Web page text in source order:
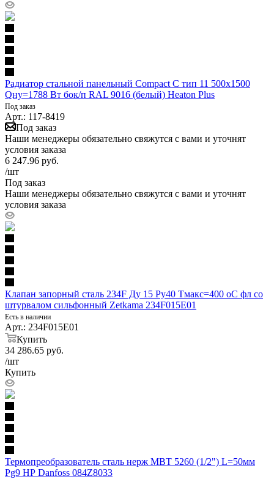
Радиатор стальной панельный Compact C тип 11 500х1500
Qну=1788 Вт бок/п RAL 9016 (белый) Heaton Plus
Под заказ
Арт.: 117-8419
Под заказ
Наши менеджеры обязательно свяжутся с вами и уточнят
условия заказа
6 247.96 руб.
/шт
Под заказ
Наши менеджеры обязательно свяжутся с вами и уточнят
условия заказа
Клапан запорный сталь 234F Ду 15 Ру40 Тмакс=400 оС фл со
штурвалом сильфонный Zetkama 234F015E01
Есть в наличии
Арт.: 234F015E01
Купить
34 286.65 руб.
/шт
Купить
Термопреобразователь сталь нерж MBT 5260 (1/2") L=50мм
Pg9 НР Danfoss 084Z8033